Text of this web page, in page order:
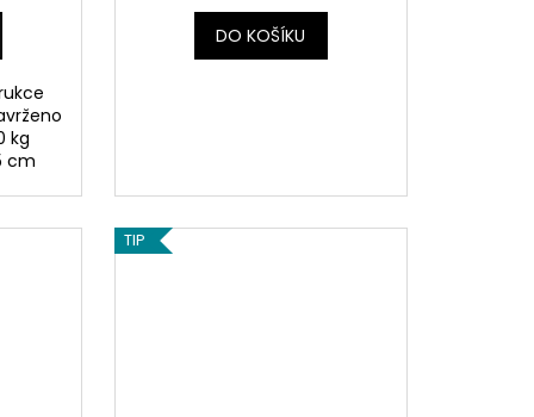
kg
cm
sáčku se zdrhovadlem)
DO KOŠÍKU
TIP